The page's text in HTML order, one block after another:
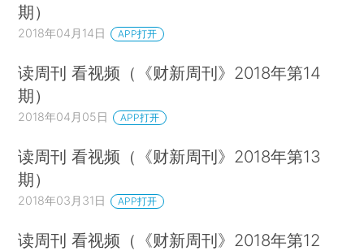
期）
2018年04月14日 APP打开
读周刊 看视频（《财新周刊》2018年第14
期）
2018年04月05日 APP打开
读周刊 看视频（《财新周刊》2018年第13
期）
2018年03月31日 APP打开
读周刊 看视频（《财新周刊》2018年第12